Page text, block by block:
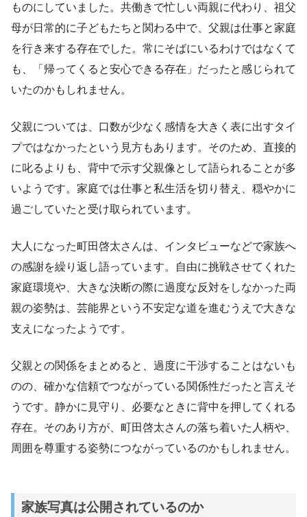
ものにしていました。共働きで忙しい両親に代わり、祖父
母が日常的に子どもたちと関わる中で、父親は仕事と家庭
を行き来する存在でした。常にそばにいるわけではなくて
も、「帰ってくると安心できる存在」だったと感じられて
いたのかもしれません。
父親については、口数が少なく感情を大きく表に出すタイ
プではなかったという見方もあります。そのため、直接的
に叱るよりも、背中で示す父親像として語られることが多
いようです。家庭では仕事と私生活を切り替え、穏やかに
過ごしていたと受け取られています。
大人になった町田啓太さんは、インタビューなどで家族へ
の感謝を繰り返し語っています。自由に挑戦させてくれた
家庭環境や、大きな決断の際に過度な反対をしなかった両
親の姿勢は、芸能界という不安定な道を進むうえで大きな
支えになったようです。
父親との関係をまとめると、過度に干渉することはないも
のの、確かな信頼でつながっている関係性だったと言えそ
うです。静かに見守り、必要なときに背中を押してくれる
存在。そのあり方が、町田啓太さんの落ち着いた人柄や、
周囲を尊重する姿勢につながっているのかもしれません。
家族写真は公開されているのか